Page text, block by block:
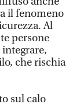
il fenomeno
Al
persone
che rischia
sul calo